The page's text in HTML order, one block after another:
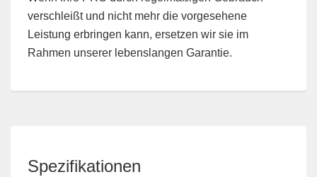
verschleißt und nicht mehr die vorgesehene
Leistung erbringen kann, ersetzen wir sie im
Rahmen unserer lebenslangen Garantie.
Spezifikationen